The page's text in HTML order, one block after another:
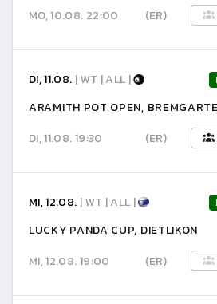
MO, 10.08. 22:00
(ER)
DI, 11.08. | WT | ALL |
ARAMITH POT OPEN,
DI, 11.08. 19:30
(ER)
MI, 12.08. | WT | ALL |
LUCKY PANDA CUP, DIETLIKON
MI, 12.08. 19:00
(ER)